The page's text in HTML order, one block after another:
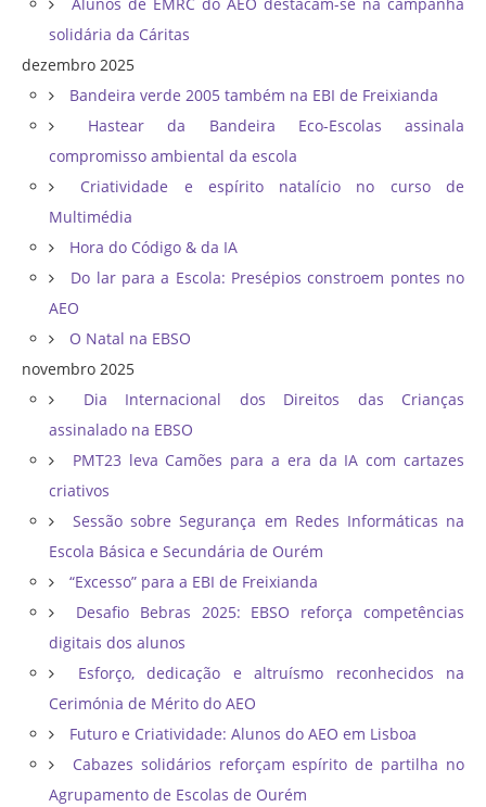
solidária da Cáritas
dezembro 2025
Bandeira verde 2005 também na EBI de Freixianda
Hastear da Bandeira Eco-Escolas assinala
compromisso ambiental da escola
Criatividade e espírito natalício no curso de
Multimédia
Hora do Código & da IA
Do lar para a Escola: Presépios constroem pontes no
AEO
O Natal na EBSO
novembro 2025
Dia Internacional dos Direitos das Crianças
assinalado na EBSO
PMT23 leva Camões para a era da IA com cartazes
criativos
Sessão sobre Segurança em Redes Informáticas na
Escola Básica e Secundária de Ourém
“Excesso” para a EBI de Freixianda
Desafio Bebras 2025: EBSO reforça competências
digitais dos alunos
Esforço, dedicação e altruísmo reconhecidos na
Cerimónia de Mérito do AEO
Futuro e Criatividade: Alunos do AEO em Lisboa
Cabazes solidários reforçam espírito de partilha no
Agrupamento de Escolas de Ourém